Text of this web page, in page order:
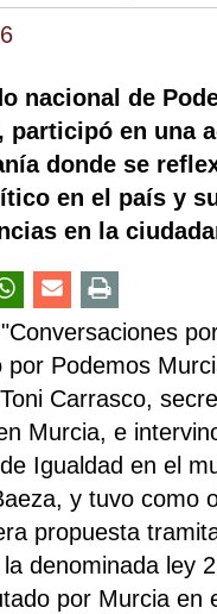
nacional de
participó en una
donde se
en el país y
en la
por Podemos
Carrasco,
Murcia, e
Igualdad en el
y tuvo como
propuesta
denominada ley
por Murcia en